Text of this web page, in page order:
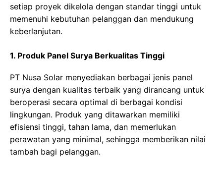
setiap proyek dikelola dengan standar tinggi untuk
memenuhi kebutuhan pelanggan dan mendukung
keberlanjutan.
1. Produk Panel Surya Berkualitas Tinggi
PT Nusa Solar menyediakan berbagai jenis panel
surya dengan kualitas terbaik yang dirancang untuk
beroperasi secara optimal di berbagai kondisi
lingkungan. Produk yang ditawarkan memiliki
efisiensi tinggi, tahan lama, dan memerlukan
perawatan yang minimal, sehingga memberikan nilai
tambah bagi pelanggan.